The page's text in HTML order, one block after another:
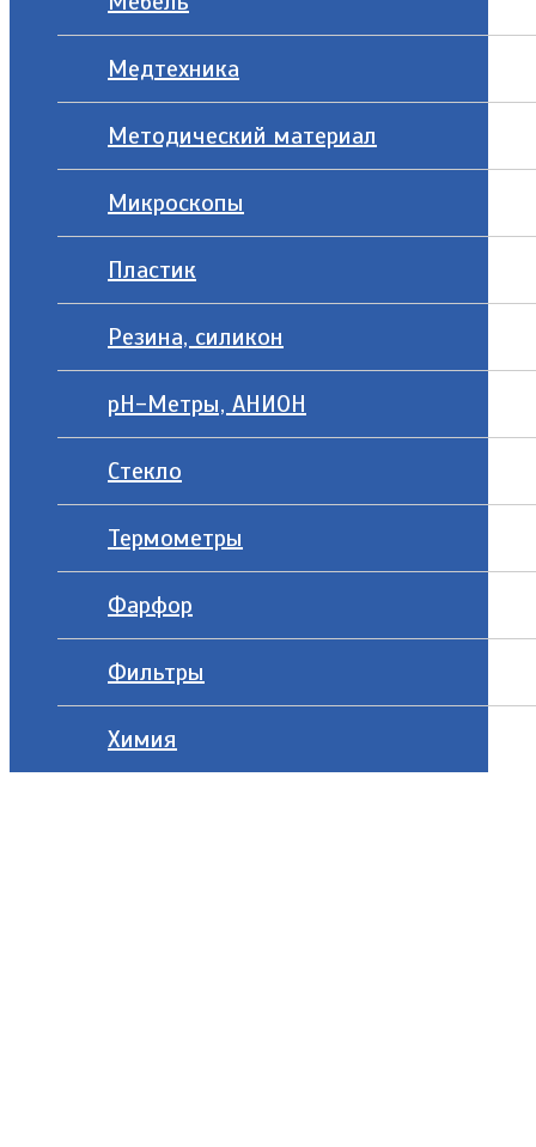
Медтехника
Методический материал
Микроскопы
Пластик
Резина, силикон
рН-Метры, АНИОН
Стекло
Термометры
Фарфор
Фильтры
Химия